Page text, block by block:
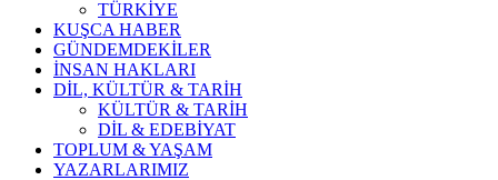
TÜRKİYE
KUŞCA HABER
GÜNDEMDEKİLER
İNSAN HAKLARI
DİL, KÜLTÜR & TARİH
KÜLTÜR & TARİH
DİL & EDEBİYAT
TOPLUM & YAŞAM
YAZARLARIMIZ